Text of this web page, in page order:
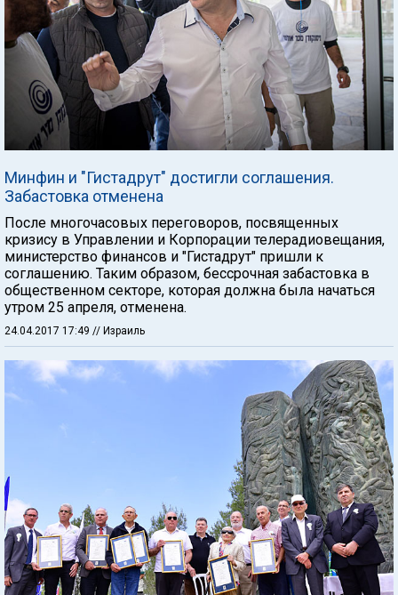
Минфин и "Гистадрут" достигли соглашения.
Забастовка отменена
После многочасовых переговоров, посвященных
кризису в Управлении и Корпорации телерадиовещания,
министерство финансов и "Гистадрут" пришли к
соглашению. Таким образом, бессрочная забастовка в
общественном секторе, которая должна была начаться
утром 25 апреля, отменена.
24.04.2017 17:49 // Израиль